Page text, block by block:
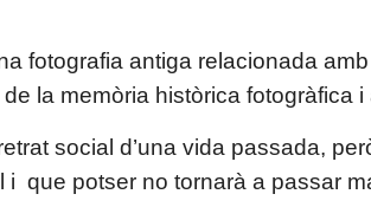
fotografia antiga relacionada
la memòria històrica fotogràfica
social d’una vida passada,
que potser no tornarà a passar